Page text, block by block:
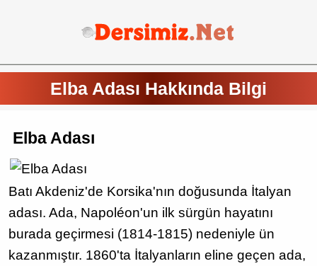
Elba Adası Hakkında Bilgi
Elba Adası
Batı Akdeniz'de Korsika'nın doğusunda İtalyan
adası. Ada, Napoléon'un ilk sürgün hayatını
burada geçirmesi (1814-1815) nedeniyle ün
kazanmıştır. 1860'ta İtalyanların eline geçen ada,